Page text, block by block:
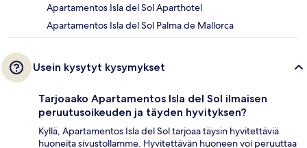
Apartamentos Isla del Sol Aparthotel
Apartamentos Isla del Sol Palma de Mallorca
Usein kysytyt kysymykset
Tarjoaako Apartamentos Isla del Sol ilmaisen
peruutusoikeuden ja täyden hyvityksen?
Kyllä, Apartamentos Isla del Sol tarjoaa täysin hyvitettäviä
huoneita sivustollamme. Hyvitettävän huoneen voi peruuttaa